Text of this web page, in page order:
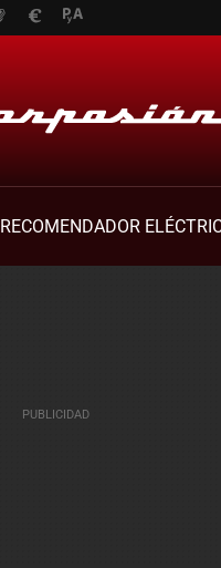
RECOMENDADOR